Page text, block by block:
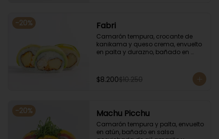
-20% Fabri
Camarón tempura, crocante de
kanikama y queso crema, envuelto
en palta y durazno, bañado en
$8.200$10.250
-20% Machu Picchu
Camarón tempura y palta, envuelto
en atún, bañado en salsa